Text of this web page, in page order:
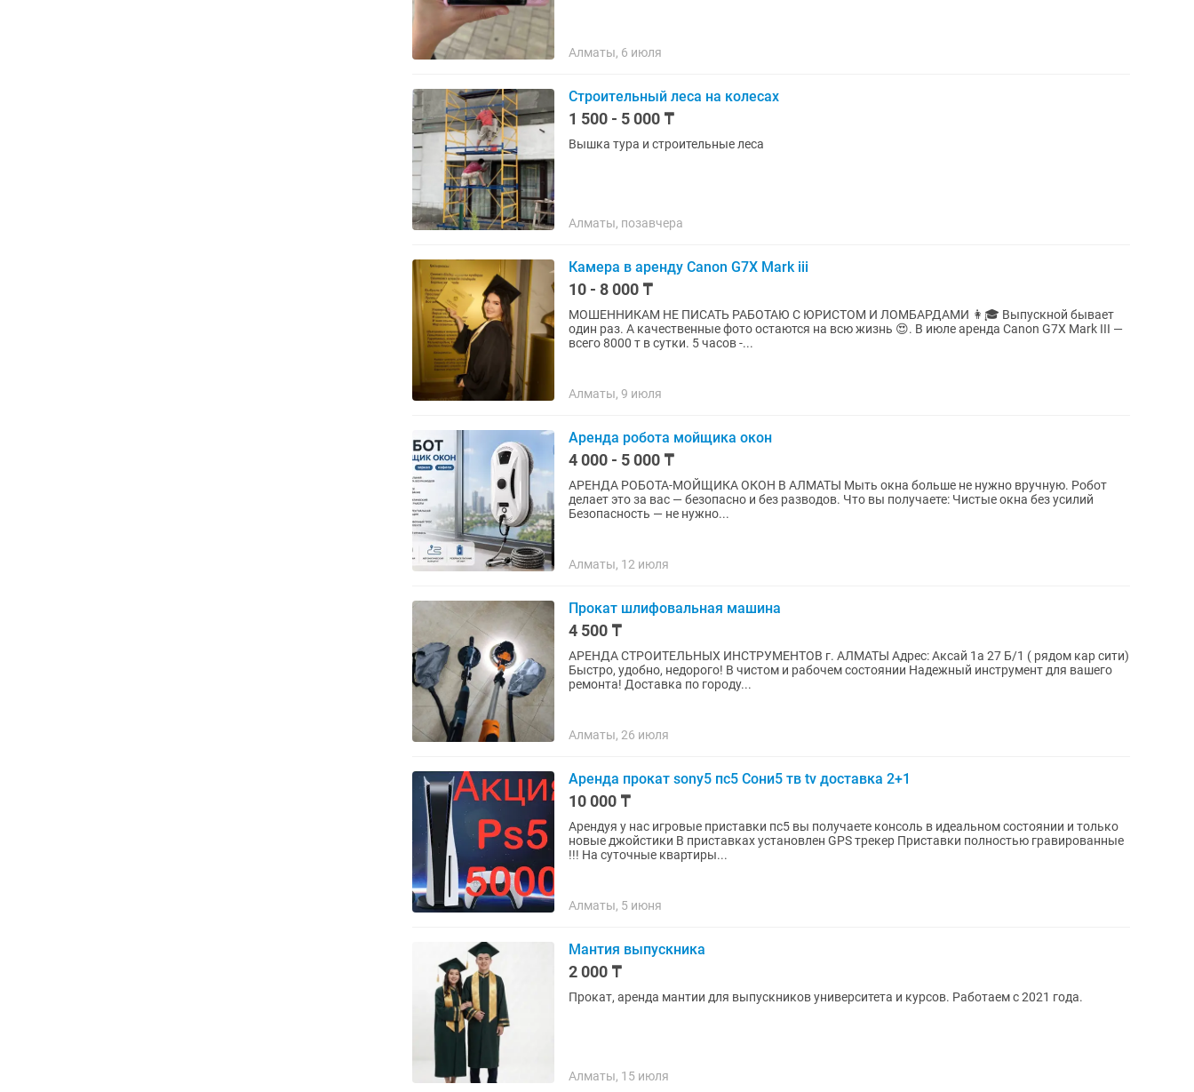
Алматы, 6 июля
Строительный леса на колесах
1 500 - 5 000 ₸
Вышка тура и строительные леса
Алматы, позавчера
Камера в аренду Canon G7X Mark iii
10 - 8 000 ₸
МОШЕННИКАМ НЕ ПИСАТЬ РАБОТАЮ С ЮРИСТОМ И ЛОМБАРДАМИ 👩🎓 Выпускной бывает
один раз. А качественные фото остаются на всю жизнь 😍. В июле аренда Canon G7X Mark III —
всего 8000 т в сутки. 5 часов -...
Алматы, 9 июля
Аренда робота мойщика окон
4 000 - 5 000 ₸
АРЕНДА РОБОТА-МОЙЩИКА ОКОН В АЛМАТЫ Мыть окна больше не нужно вручную. Робот
делает это за вас — безопасно и без разводов. Что вы получаете: Чистые окна без усилий
Безопасность — не нужно...
Алматы, 12 июля
Прокат шлифовальная машина
4 500 ₸
АРЕНДА СТРОИТЕЛЬНЫХ ИНСТРУМЕНТОВ г. АЛМАТЫ Адрес: Аксай 1а 27 Б/1 ( рядом кар сити)
Быстро, удобно, недорого! В чистом и рабочем состоянии Надежный инструмент для вашего
ремонта! Доставка по городу...
Алматы, 26 июля
Аренда прокат sony5 пс5 Сони5 тв tv доставка 2+1
10 000 ₸
Арендуя у нас игровые приставки пс5 вы получаете консоль в идеальном состоянии и только
новые джойстики В приставках установлен GPS трекер Приставки полностью гравированные
!!! На суточные квартиры...
Алматы, 5 июня
Мантия выпускника
2 000 ₸
Прокат, аренда мантии для выпускников университета и курсов. Работаем с 2021 года.
Алматы, 15 июля